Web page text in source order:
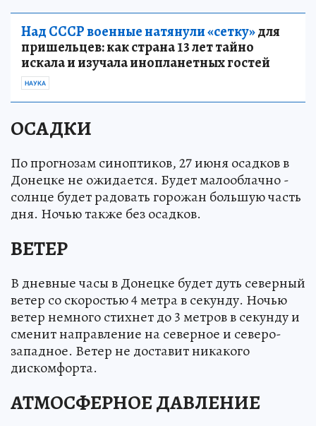
Над СССР военные натянули «сетку»для
пришельцев: как страна 13 лет тайно
искала и изучала инопланетных гостей
НАУКА
ОСАДКИ
По прогнозам синоптиков, 27 июня осадков в
Донецке не ожидается. Будет малооблачно -
солнце будет радовать горожан большую часть
дня. Ночью также без осадков.
ВЕТЕР
В дневные часы в Донецке будет дуть северный
ветер со скоростью 4 метра в секунду. Ночью
ветер немного стихнет до 3 метров в секунду и
сменит направление на северное и северо-
западное. Ветер не доставит никакого
дискомфорта.
АТМОСФЕРНОЕ ДАВЛЕНИЕ